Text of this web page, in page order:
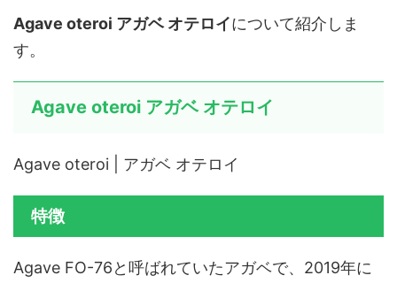
Agave oteroi アガベ オテロイについて紹介しま
す。
Agave oteroi アガベ オテロイ
Agave oteroi | アガベ オテロイ
特徴
Agave FO-76と呼ばれていたアガベで、2019年に